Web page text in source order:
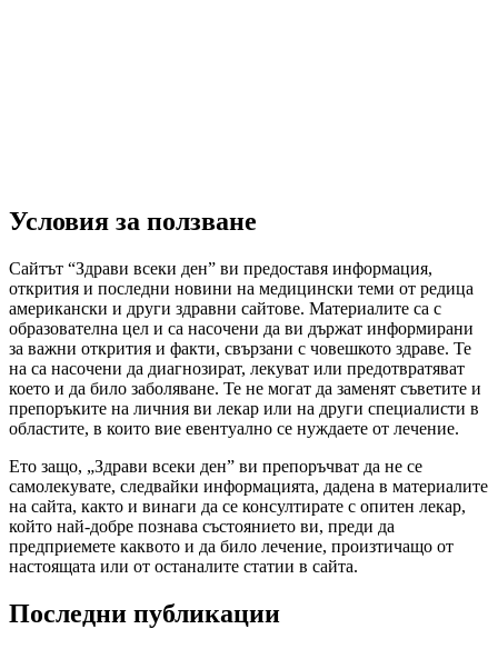
Условия за ползване
Сайтът “Здрави всеки ден” ви предоставя информация,
открития и последни новини на медицински теми от редица
американски и други здравни сайтове. Материалите са с
образователна цел и са насочени да ви държат информирани
за важни открития и факти, свързани с човешкото здраве. Те
на са насочени да диагнозират, лекуват или предотвратяват
което и да било заболяване. Те не могат да заменят съветите и
препоръките на личния ви лекар или на други специалисти в
областите, в които вие евентуално се нуждаете от лечение.
Ето защо, „Здрави всеки ден” ви препоръчват да не се
самолекувате, следвайки информацията, дадена в материалите
на сайта, както и винаги да се консултирате с опитен лекар,
който най-добре познава състоянието ви, преди да
предприемете каквото и да било лечение, произтичащо от
настоящата или от останалите статии в сайта.
Последни публикации